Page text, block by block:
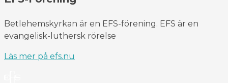
Betlehemskyrkan är en EFS-förening. EFS är en
evangelisk-luthersk rörelse
Läs mer på efs.nu